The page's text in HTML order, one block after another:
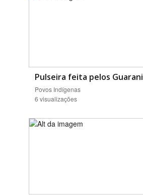
Pulseira feita pelos
Povos Indígenas
6 visualizações